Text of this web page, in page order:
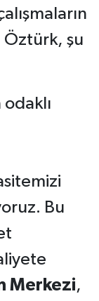
Öztürk, şu
Bu
Merkezi,